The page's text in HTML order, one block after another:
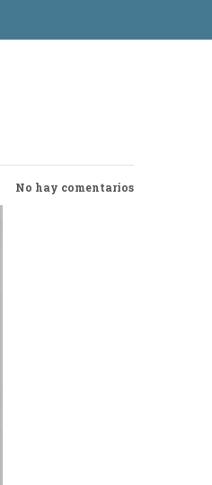
No hay comentarios